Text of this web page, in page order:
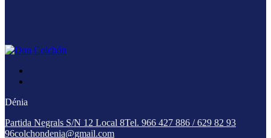
Dénia
Partida Negrals S/N 12 Local 8Tel. 966 427 886 / 629 82 93
96colchondenia@gmail.com